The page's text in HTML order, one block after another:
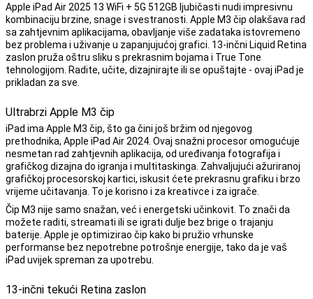
Apple iPad Air 2025 13 WiFi + 5G 512GB ljubičasti nudi impresivnu
kombinaciju brzine, snage i svestranosti. Apple M3 čip olakšava rad
sa zahtjevnim aplikacijama, obavljanje više zadataka istovremeno
bez problema i uživanje u zapanjujućoj grafici. 13-inčni Liquid Retina
zaslon pruža oštru sliku s prekrasnim bojama i True Tone
tehnologijom. Radite, učite, dizajnirajte ili se opuštajte - ovaj iPad je
prikladan za sve.
Ultrabrzi Apple M3 čip
iPad ima Apple M3 čip, što ga čini još bržim od njegovog
prethodnika, Apple iPad Air 2024. Ovaj snažni procesor omogućuje
nesmetan rad zahtjevnih aplikacija, od uređivanja fotografija i
grafičkog dizajna do igranja i multitaskinga. Zahvaljujući ažuriranoj
grafičkoj procesorskoj kartici, iskusit ćete prekrasnu grafiku i brzo
vrijeme učitavanja. To je korisno i za kreativce i za igrače.
Čip M3 nije samo snažan, već i energetski učinkovit. To znači da
možete raditi, streamati ili se igrati dulje bez brige o trajanju
baterije. Apple je optimizirao čip kako bi pružio vrhunske
performanse bez nepotrebne potrošnje energije, tako da je vaš
iPad uvijek spreman za upotrebu.
13-inčni tekući Retina zaslon